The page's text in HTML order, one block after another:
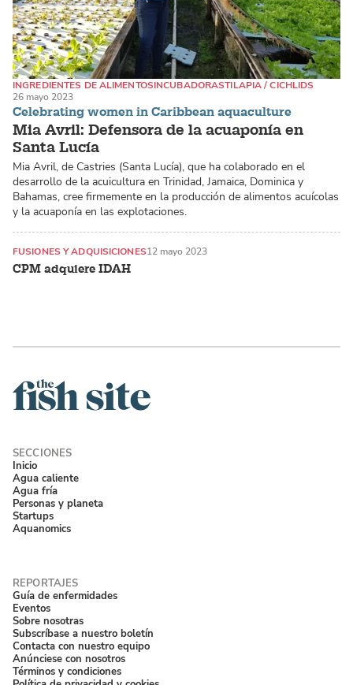
Celebrating women in Caribbean aquaculture
Mia Avril: Defensora de la acuaponía en
Santa Lucía
INGREDIENTES DE ALIMENTOSINCUBADORASTILAPIA / CICHLIDS
26 mayo 2023
Mia Avril, de Castries (Santa Lucía), que ha colaborado en el
desarrollo de la acuicultura en Trinidad, Jamaica, Dominica y
Bahamas, cree firmemente en la producción de alimentos acuícolas
y la acuaponía en las explotaciones.
CPM adquiere IDAH
FUSIONES Y ADQUISICIONES12 mayo 2023
Inicio
Agua caliente
Agua fría
Personas y planeta
Startups
Aquanomics
Guía de enfermidades
Eventos
Sobre nosotras
Subscríbase a nuestro boletín
Contacta con nuestro equipo
Anúnciese con nosotros
Términos y condiciones